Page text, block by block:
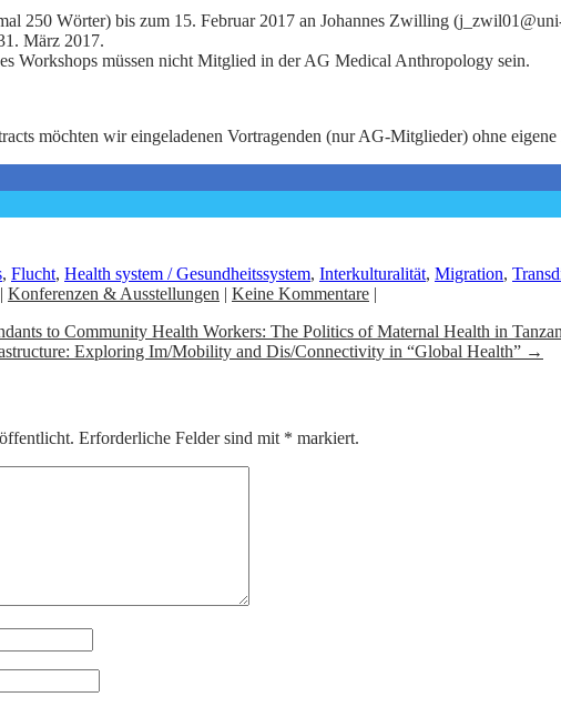
250 Wörter) bis zum 15. Februar 2017 an Johannes Zwilling
März 2017.
Workshops müssen nicht Mitglied in der AG Medical Anthropology sein.
möchten wir eingeladenen Vortragenden (nur AG-Mitglieder) ohne
, Flucht, Health system / Gesundheitssystem, Interkulturalität, Migration,
| Konferenzen & Ausstellungen | Keine Kommentare |
to Community Health Workers: The Politics of Maternal Health in
Exploring Im/Mobility and Dis/Connectivity in “Global Health” →
Erforderliche Felder sind mit * markiert.